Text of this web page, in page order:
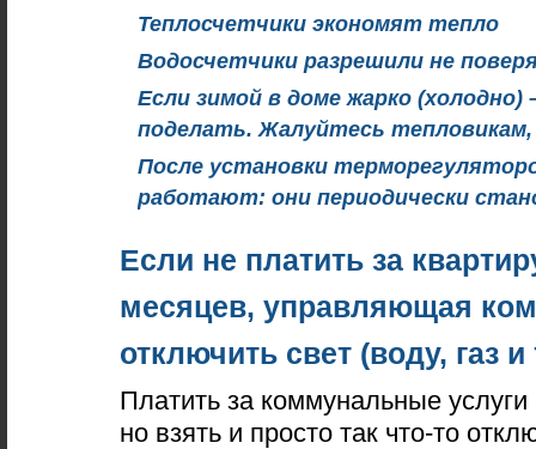
Теплосчетчики экономят тепло
Водосчетчики разрешили не
Если зимой в доме жарко (холодно)
поделать. Жалуйтесь
После установки
работают: они периодически
Если не платить за
месяцев, управляющая
отключить свет (воду, газ и
Платить за коммунальные
но взять и просто так что-то